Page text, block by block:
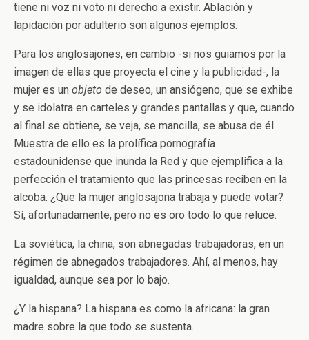
tiene ni voz ni voto ni derecho a existir. Ablación y
lapidación por adulterio son algunos ejemplos.
Para los anglosajones, en cambio -si nos guiamos por la
imagen de ellas que proyecta el cine y la publicidad-, la
mujer es un objeto de deseo, un ansiógeno, que se exhibe
y se idolatra en carteles y grandes pantallas y que, cuando
al final se obtiene, se veja, se mancilla, se abusa de él.
Muestra de ello es la prolífica pornografía
estadounidense que inunda la Red y que ejemplifica a la
perfección el tratamiento que las princesas reciben en la
alcoba. ¿Que la mujer anglosajona trabaja y puede votar?
Sí, afortunadamente, pero no es oro todo lo que reluce.
La soviética, la china, son abnegadas trabajadoras, en un
régimen de abnegados trabajadores. Ahí, al menos, hay
igualdad, aunque sea por lo bajo.
¿Y la hispana? La hispana es como la africana: la gran
madre sobre la que todo se sustenta.